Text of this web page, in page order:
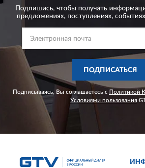
Подпишись, чтобы получать
предложениях, поступлениях,
ПОДПИСАТЬСЯ
Подписываясь, Вы соглашаетесь с Политикой
Условиями пользования